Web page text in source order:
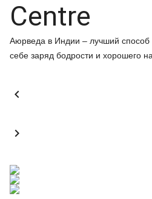
Centre
Аюрведа в Индии – лучший способ
себе заряд бодрости и хорошего

